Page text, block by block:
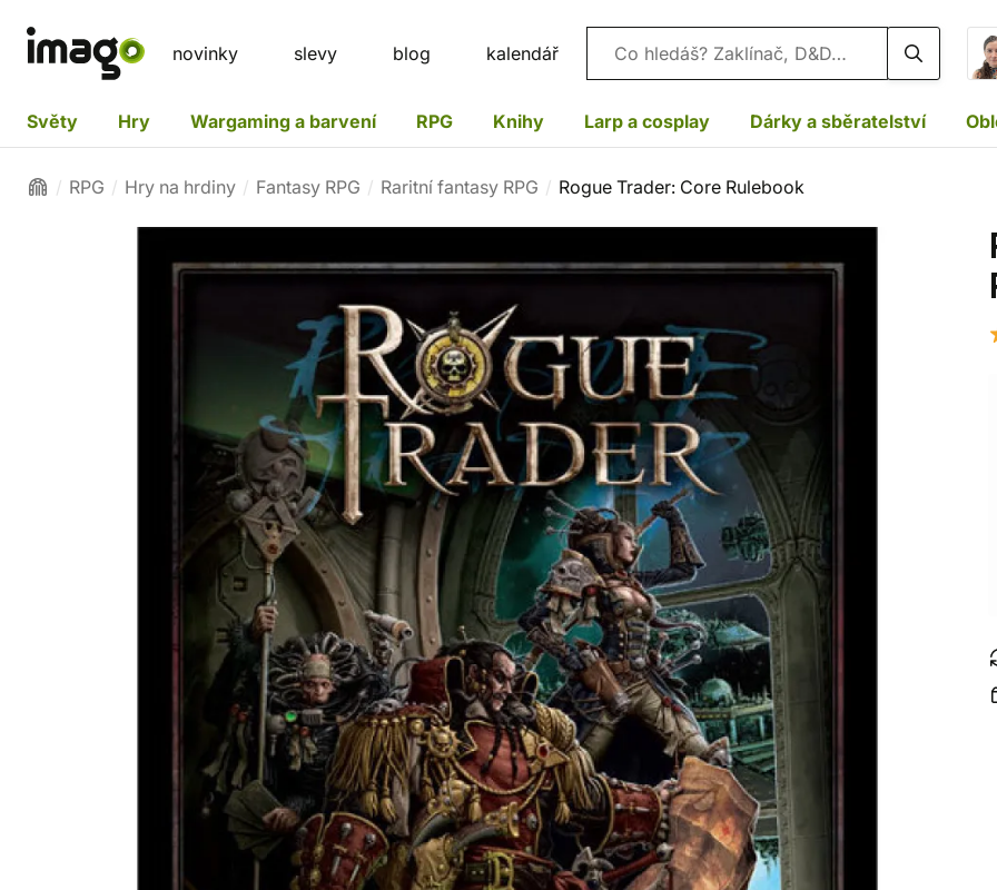
novinky slevy blog kalendář Vyhledávání
Světy Hry Wargaming a barvení RPG Knihy Larp a cosplay Dárky a sběratelství
RPG Hry na hrdiny Fantasy RPG Raritní fantasy RPG Rogue Trader: Core Rulebook